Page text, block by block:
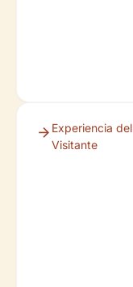
Experiencia del
Visitante